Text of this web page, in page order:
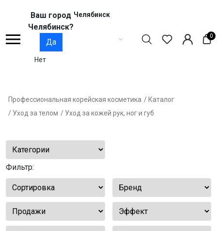
Ваш город
Челябинск?
Да
Нет
Челябинск
0
Профессиональная корейская косметика / Каталог
/ Уход за телом / Уход за кожей рук, ног и губ
Фильтр: